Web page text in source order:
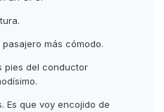
más cómodo.
pies del conductor
Es que voy encojido de